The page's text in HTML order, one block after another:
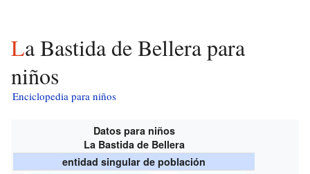
La Bastida de Bellera para
niños
Enciclopedia para niños
Datos para niños
La Bastida de Bellera
entidad singular de población